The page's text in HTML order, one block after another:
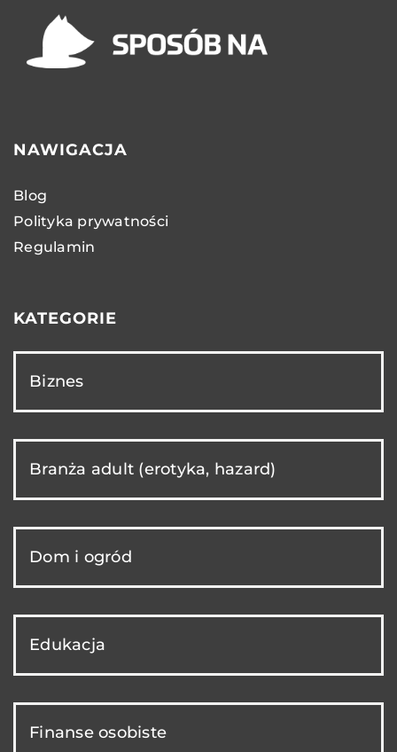
NAWIGACJA
Blog
Polityka prywatności
Regulamin
KATEGORIE
Biznes
Branża adult (erotyka, hazard)
Dom i ogród
Edukacja
Finanse osobiste